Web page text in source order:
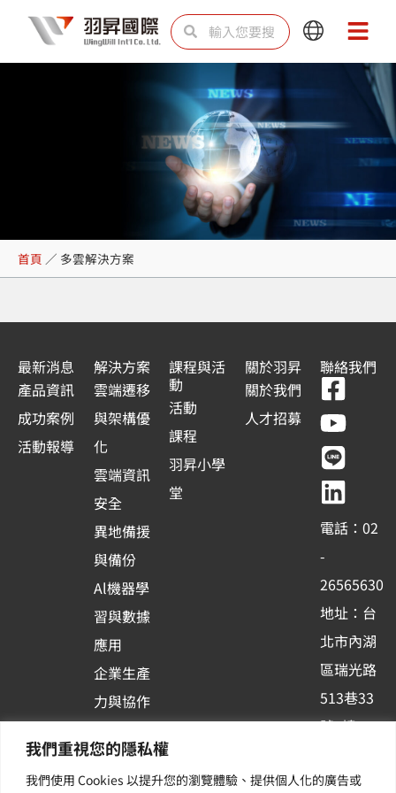
我們重視您的隱私權
我們使用 Cookies 以提升您的瀏覽體驗、提供個人化的廣告或
主
搜
尋 尋
Main
Menu
Main
Menu
多雲解決方案
首頁 ／ 多雲解決方案
最新消息
產品資訊
成功案例
活動報導
解決方案
雲端遷移
與架構優
化
雲端資訊
安全
異地備援
與備份
Al機器學
習與數據
應用
企業生產
力與協作
台應用
其他／加
課程與活
動
活動
課程
羽昇小學
堂
關於羽昇
關於我們
人才招募
聯絡我們
F
a
c
e
b
o
o
k
-
s
q
u
a
r
Y
o
u
t
u
b
e
L
i
n
e
L
i
n
k
e
d
i
n
電話：02
-
26565630
地址：台
北市內湖
區瑞光路
513巷33
號6樓
新訊 | 提